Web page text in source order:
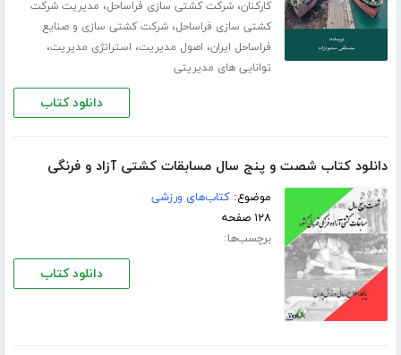
کارکنان،شرکت کشتی سازی فراساحل، مدیریت شرکت
کشتی سازی فراساحل،شرکت کشتی سازی و صنایع
فراساحل ایران، اصول مدیریت، استراتژی مدیریت،
توانایی های مدیریتی
دانلود کتاب
دانلود کتاب شصت و پنج سال مسابقات کشتی آزاد و فرنگی
موضوع:کتاب‌های ورزشی
۱۲۸ صفحه
برچسب‌ها:
دانلود کتاب